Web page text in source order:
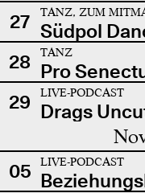
27 TANZ, ZUM
Südpol
28
TANZ
Pro
29
LIVE-PODCAST
Drags
05 LIVE-PODCAST